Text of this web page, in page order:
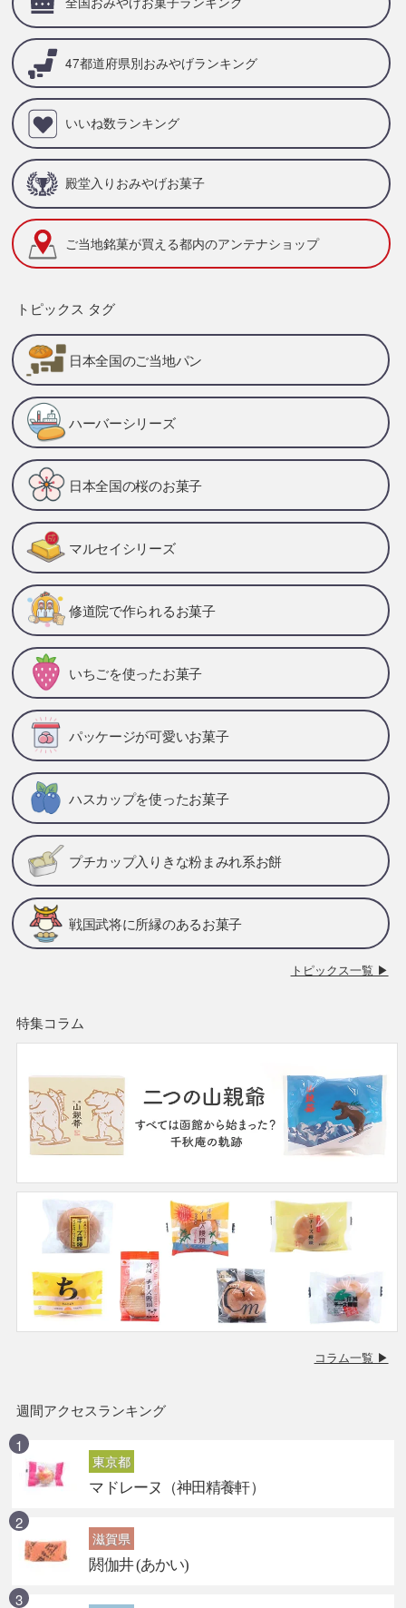
47都道府県別おみやげランキング
いいね数ランキング
殿堂入りおみやげお菓子
ご当地銘菓が買える都内のアンテナショップ
トピックス タグ
日本全国のご当地パン
ハーバーシリーズ
日本全国の桜のお菓子
マルセイシリーズ
修道院で作られるお菓子
いちごを使ったお菓子
パッケージが可愛いお菓子
ハスカップを使ったお菓子
プチカップ入りきな粉まみれ系お餅
戦国武将に所縁のあるお菓子
トピックス一覧 ▶
特集コラム
コラム一覧 ▶
週間アクセスランキング
東京都
マドレーヌ（神田精養軒）
滋賀県
閼伽井 (あかい)